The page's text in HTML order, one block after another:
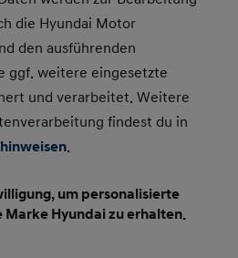
die Hyundai Motor
den ausführenden
ggf. weitere eingesetzte
und verarbeitet. Weitere
findest du in
.
um personalisierte
Hyundai zu erhalten.